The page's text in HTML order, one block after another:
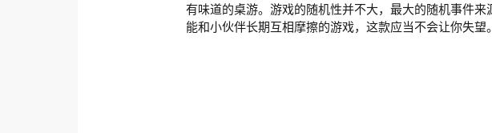
有味道的桌游。游戏的随机性并不大，最大的随机事件
能和小伙伴长期互相摩擦的游戏，这款应当不会让你失望。